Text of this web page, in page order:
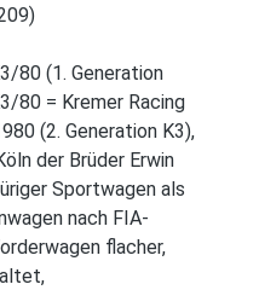
80 (1. Generation
80 = Kremer Racing
(2. Generation K3),
der Brüder Erwin
Sportwagen als
nach FIA-
flacher,